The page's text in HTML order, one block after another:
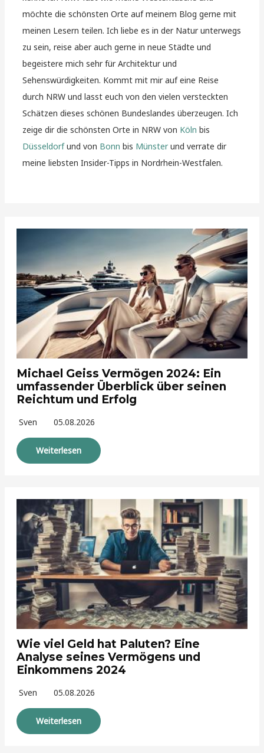
möchte die schönsten Orte auf meinem Blog gerne mit
meinen Lesern teilen. Ich liebe es in der Natur unterwegs
zu sein, reise aber auch gerne in neue Städte und
begeistere mich sehr für Architektur und
Sehenswürdigkeiten. Kommt mit mir auf eine Reise
durch NRW und lasst euch von den vielen versteckten
Schätzen dieses schönen Bundeslandes überzeugen. Ich
zeige dir die schönsten Orte in NRW von Köln bis
Düsseldorfund von Bonn bis Münsterund verrate dir
meine liebsten Insider-Tipps in Nordrhein-Westfalen.
Michael Geiss Vermögen 2024: Ein
umfassender Überblick über seinen
Reichtum und Erfolg
Sven 05.08.2026
Weiterlesen
Wie viel Geld hat Paluten? Eine
Analyse seines Vermögens und
Einkommens 2024
Sven 05.08.2026
Weiterlesen